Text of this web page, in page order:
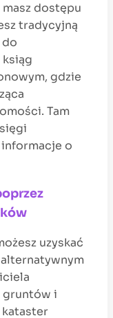
dostępu
tradycyjną
do
gdzie
Tam
o
uzyskać
gruntów i
kataster